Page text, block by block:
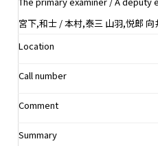
宮下,和士 / 本村,泰三 山羽,悦郎
Location
Call number
Comment
Summary